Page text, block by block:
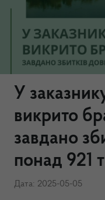
У
викрито
завдано
понад 921
Дата: 2025-05-05